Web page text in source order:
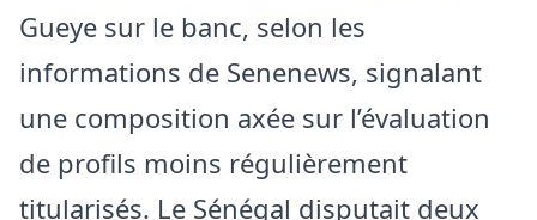
Gueye sur le banc, selon les
informations de Senenews, signalant
une composition axée sur l’évaluation
de profils moins régulièrement
titularisés. Le Sénégal disputait deux